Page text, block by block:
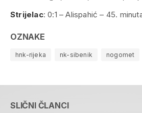
Strijelac: 0:1 – Alispahić – 45.
OZNAKE
hnk-rijeka nk-sibenik nogomet
SLIČNI ČLANCI